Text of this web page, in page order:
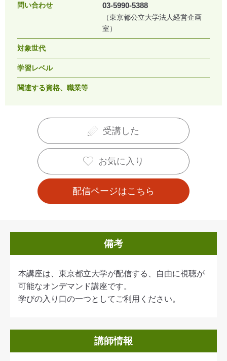
問い合わせ 03-5990-5388
（東京都公立大学法人経営企画
室）
対象世代
学習レベル
関連する資格、職業等
受講した
お気に入り
配信ページはこちら
備考
本講座は、東京都立大学が配信する、自由に視聴が
可能なオンデマンド講座です。
学びの入り口の一つとしてご利用ください。
講師情報